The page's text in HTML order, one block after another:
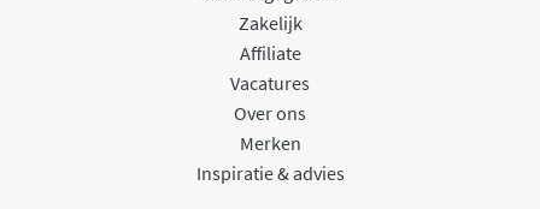
Zakelijk
Affiliate
Vacatures
Over ons
Merken
Inspiratie & advies